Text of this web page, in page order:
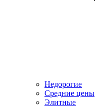
Недорогие
Средние цены
Элитные